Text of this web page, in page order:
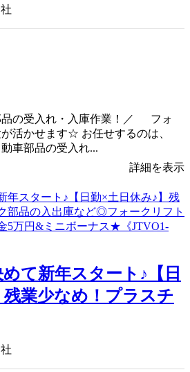
品の受入れ・入庫作業！／ フォ
活かせます☆ お任せするのは、
車部品の受入れ...
詳細を表示
て新年スタート♪【日
業少なめ！プラスチ